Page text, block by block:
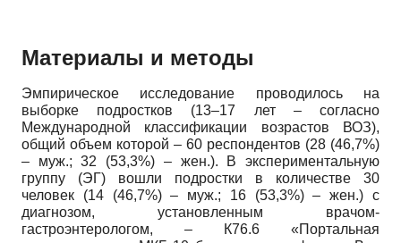
Материалы и методы
Эмпирическое исследование проводилось на
выборке подростков (13–17 лет – согласно
Международной классификации возрастов ВОЗ),
общий объем которой – 60 респондентов (28 (46,7%)
– муж.; 32 (53,3%) – жен.). В экспериментальную
группу (ЭГ) вошли подростки в количестве 30
человек (14 (46,7%) – муж.; 16 (53,3%) – жен.) с
диагнозом, установленным врачом-
гастроэнтерологом, – К76.6 «Портальная